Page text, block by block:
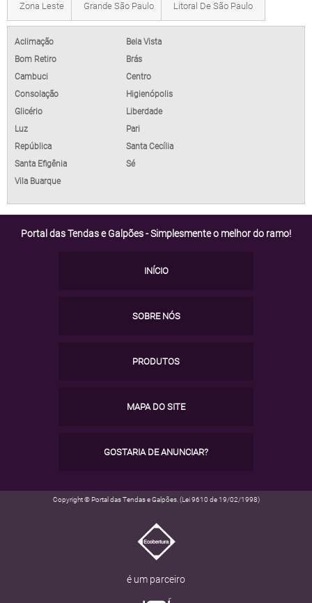
Zona Leste Grande São Paulo Litoral De São Paulo
Aclimação
Bela Vista
Bom Retiro
Brás
Cambuci
Centro
Consolação
Higienópolis
Glicério
Liberdade
Luz
Pari
República
Santa Cecília
Santa Efigênia
Sé
Vila Buarque
Portal das Tendas e Galpões - Simplesmente o melhor do ramo!
INÍCIO
SOBRE NÓS
PRODUTOS
MAPA DO SITE
GOSTARIA DE ANUNCIAR?
Copyright © Portal das Tendas e Galpões. (Lei 9610 de 19/02/1998)
é um parceiro